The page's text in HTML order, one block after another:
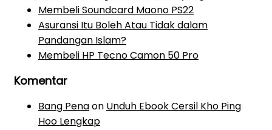
Membeli Soundcard Maono PS22
Asuransi Itu Boleh Atau Tidak dalam
Pandangan Islam?
Membeli HP Tecno Camon 50 Pro
Komentar
Bang Penaon Unduh Ebook Cersil Kho Ping
Hoo Lengkap